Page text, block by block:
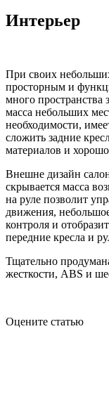
Интерьер
При своих
просторным и
много пространства
масса небольших
необходимости,
сложить задние
материалов и
Внешне дизайн
скрывается масса
на руле позволит
движения,
контроля и
передние кресла и
Тщательно
жесткости, ABS и
Оцените статью